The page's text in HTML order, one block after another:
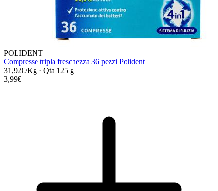
POLIDENT
Compresse tripla freschezza 36 pezzi Polident
31,92€/Kg · Qta 125 g
3,99€